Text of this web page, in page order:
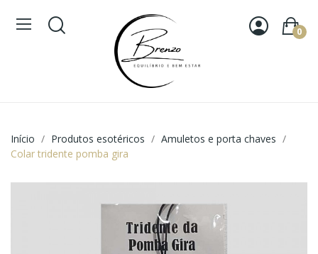
0
Início Produtos esotéricos
Amuletos e porta chaves
Colar tridente pomba gira